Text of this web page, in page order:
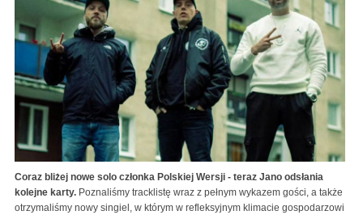
Coraz bliżej nowe solo członka Polskiej Wersji - teraz Jano odsłania
kolejne karty. Poznaliśmy tracklistę wraz z pełnym wykazem gości, a także
otrzymaliśmy nowy singiel, w którym w refleksyjnym klimacie gospodarzowi